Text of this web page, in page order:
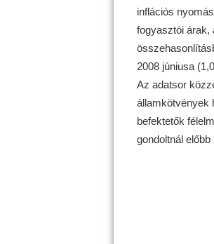
inflációs
fogyasztói árak,
2008 júniusa
Az adatsor
államkötvények
befektetők
gondoltnál